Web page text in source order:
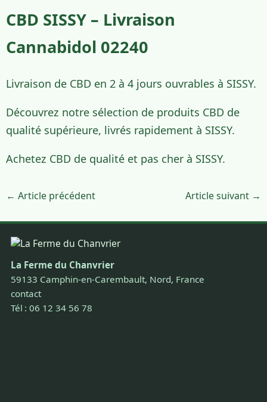
CBD SISSY – Livraison
Cannabidol 02240
Livraison de CBD en 2 à 4 jours ouvrables à SISSY.
Découvrez notre sélection de produits CBD de
qualité supérieure, livrés rapidement à SISSY.
Achetez CBD de qualité et pas cher à SISSY.
← Article précédent Article suivant →
La Ferme du Chanvrier
59133 Camphin-en-Carembault, Nord, France
contact
Tél : 06 12 34 56 78